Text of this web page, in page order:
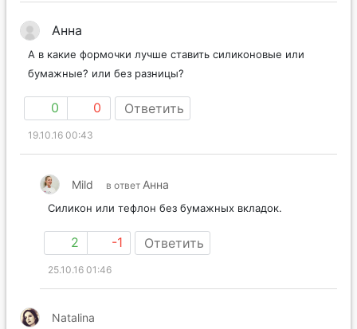
Анна
А в какие формочки лучше ставить силиконовые или
бумажные? или без разницы?
0 0 Ответить
19.10.16 00:43
Mild в ответ Анна
Силикон или тефлон без бумажных вкладок.
2 -1 Ответить
25.10.16 01:46
Natalina